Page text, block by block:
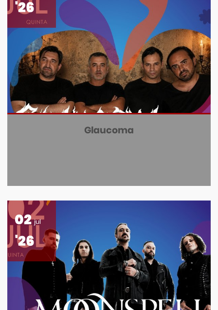
'26
Glaucoma
02 jul
'26